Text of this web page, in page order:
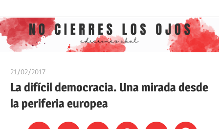
al
contenido
No
cierres
los
Akal
21/02/2017
La difícil democracia. Una mirada desde
la periferia europea